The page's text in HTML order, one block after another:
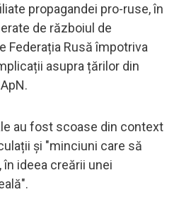
propagandei pro-ruse, în
de războiul de
Federația Rusă împotriva
asupra țărilor din
au fost scoase din context
și "minciuni care să
ideea creării unei